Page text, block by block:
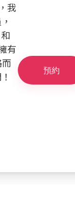
我
有
預約